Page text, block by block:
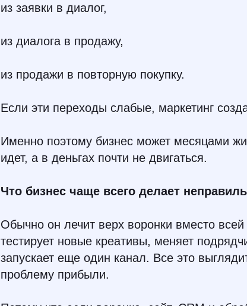
из заявки в диалог,
из диалога в продажу,
из продажи в повторную покупку.
Если эти переходы слабые, маркетинг
Именно поэтому бизнес может месяцами
идет, а в деньгах почти не двигаться.
Что бизнес чаще всего делает
Обычно он лечит верх воронки вместо
тестирует новые креативы, меняет
запускает еще один канал. Все это
проблему прибыли.